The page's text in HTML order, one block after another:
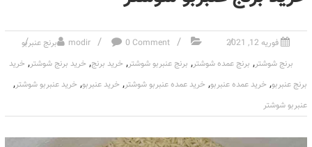
فوریه 12, 2021 modir 0 Comment
برنج عنبربو
برنج شوشتر, برنج عمده شوشتر, برنج عنبربو شوشتر, خرید برنج, خرید برنج شوشتر, خرید
برنج عنبربو, خرید عمده عنبربو, خرید عمده عنبربو شوشتر, خرید عنبربو, خرید عنبربو شوشتر,
عنبربو شوشتر